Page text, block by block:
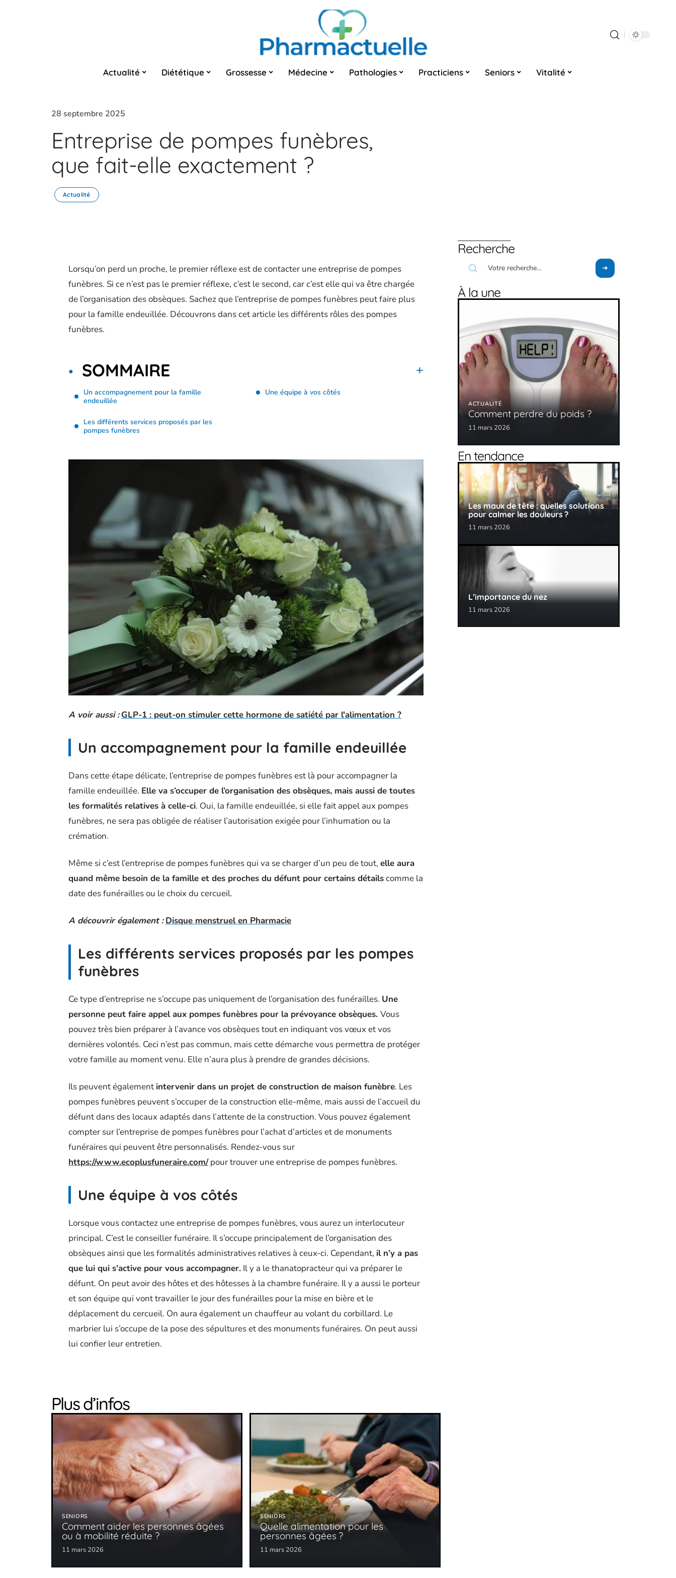
Actualité Diététique Grossesse Médecine Pathologies Practiciens Seniors Vitalité
28 septembre 2025
Entreprise de pompes funèbres,
que fait-elle exactement ?
Actualité
Lorsqu’on perd un proche, le premier réflexe est de contacter une entreprise de pompes
funèbres. Si ce n’est pas le premier réflexe, c’est le second, car c’est elle qui va être chargée
de l’organisation des obsèques. Sachez que l’entreprise de pompes funèbres peut faire plus
pour la famille endeuillée. Découvrons dans cet article les différents rôles des pompes
funèbres.
SOMMAIRE
Un accompagnement pour la famille
endeuillée
Les différents services proposés par les
pompes funèbres
Une équipe à vos côtés
A voir aussi : GLP-1 : peut-on stimuler cette hormone de satiété par l'alimentation ?
Un accompagnement pour la famille endeuillée
Dans cette étape délicate, l’entreprise de pompes funèbres est là pour accompagner la
famille endeuillée. Elle va s’occuper de l’organisation des obsèques, mais aussi de toutes
les formalités relatives à celle-ci. Oui, la famille endeuillée, si elle fait appel aux pompes
funèbres, ne sera pas obligée de réaliser l’autorisation exigée pour l’inhumation ou la
crémation.
Même si c’est l’entreprise de pompes funèbres qui va se charger d’un peu de tout, elle aura
quand même besoin de la famille et des proches du défunt pour certains détailscomme la
date des funérailles ou le choix du cercueil.
A découvrir également : Disque menstruel en Pharmacie
Les différents services proposés par les pompes
funèbres
Ce type d’entreprise ne s’occupe pas uniquement de l’organisation des funérailles. Une
personne peut faire appel aux pompes funèbres pour la prévoyance obsèques. Vous
pouvez très bien préparer à l’avance vos obsèques tout en indiquant vos vœux et vos
dernières volontés. Ceci n’est pas commun, mais cette démarche vous permettra de protéger
votre famille au moment venu. Elle n’aura plus à prendre de grandes décisions.
Ils peuvent également intervenir dans un projet de construction de maison funèbre. Les
pompes funèbres peuvent s’occuper de la construction elle-même, mais aussi de l’accueil du
défunt dans des locaux adaptés dans l’attente de la construction. Vous pouvez également
compter sur l’entreprise de pompes funèbres pour l’achat d’articles et de monuments
funéraires qui peuvent être personnalisés. Rendez-vous sur
https://www.ecoplusfuneraire.com/pour trouver une entreprise de pompes funèbres.
Une équipe à vos côtés
Lorsque vous contactez une entreprise de pompes funèbres, vous aurez un interlocuteur
principal. C’est le conseiller funéraire. Il s’occupe principalement de l’organisation des
obsèques ainsi que les formalités administratives relatives à ceux-ci. Cependant, il n’y a pas
que lui qui s’active pour vous accompagner. Il y a le thanatopracteur qui va préparer le
défunt. On peut avoir des hôtes et des hôtesses à la chambre funéraire. Il y a aussi le porteur
et son équipe qui vont travailler le jour des funérailles pour la mise en bière et le
déplacement du cercueil. On aura également un chauffeur au volant du corbillard. Le
marbrier lui s’occupe de la pose des sépultures et des monuments funéraires. On peut aussi
lui confier leur entretien.
Plus d’infos
SENIORS
Comment aider les personnes âgées
ou à mobilité réduite ?
11 mars 2026
SENIORS
Quelle alimentation pour les
personnes âgées ?
11 mars 2026
Recherche
À la une
ACTUALITÉ
Comment perdre du poids ?
11 mars 2026
En tendance
Les maux de tête : quelles solutions
pour calmer les douleurs ?
11 mars 2026
L’importance du nez
11 mars 2026